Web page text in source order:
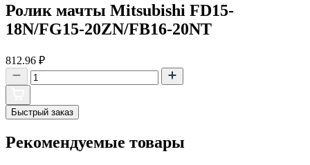
Ролик мачты Mitsubishi FD15-
18N/FG15-20ZN/FB16-20NT
812.96 ₽
Быстрый заказ
Рекомендуемые товары